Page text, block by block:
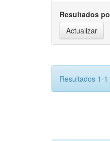
Resultados
Resultados 1-1